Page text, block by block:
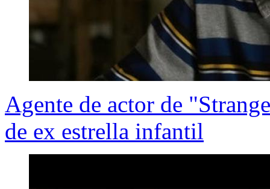
Agente de actor de
de ex estrella infantil